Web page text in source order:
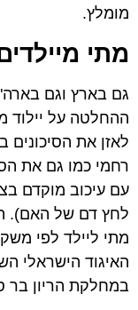
מומלץ.
מתי
גם בארץ וגם
ההחלטה על יילוד
לאזן את הסיכונים
עם עיכוב מוקדם
לחץ דם של האם).
מתי ליילד לפי
האיגוד הישראלי
במחלקת הריון בר